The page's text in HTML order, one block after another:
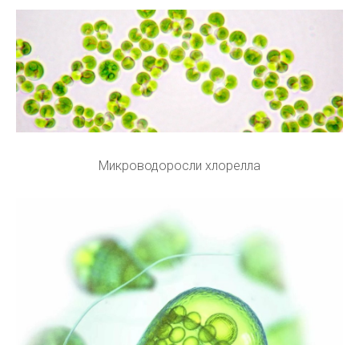
Микроводоросли хлорелла